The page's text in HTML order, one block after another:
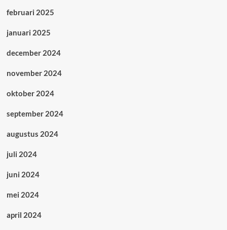
februari 2025
januari 2025
december 2024
november 2024
oktober 2024
september 2024
augustus 2024
juli 2024
juni 2024
mei 2024
april 2024